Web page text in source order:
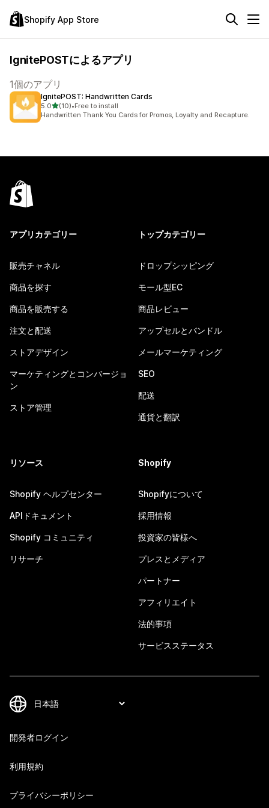
Shopify App Store
IgnitePOSTによるアプリ
1個のアプリ
IgnitePOST: Handwritten Cards
5.05つ星中
(10)
合計レビュー数：10件
•Free to install
Handwritten Thank You Cards for Promos, Loyalty and Recapture.
アプリカテゴリー
販売チャネル
商品を探す
商品を販売する
注文と配送
ストアデザイン
マーケティングとコンバージョ
ン
ストア管理
トップカテゴリー
ドロップシッピング
モール型EC
商品レビュー
アップセルとバンドル
メールマーケティング
SEO
配送
通貨と翻訳
リソース
Shopify ヘルプセンター
APIドキュメント
Shopify コミュニティ
リサーチ
Shopify
Shopifyについて
採用情報
投資家の皆様へ
プレスとメディア
パートナー
アフィリエイト
法的事項
サービスステータス
開発者ログイン
利用規約
プライバシーポリシー